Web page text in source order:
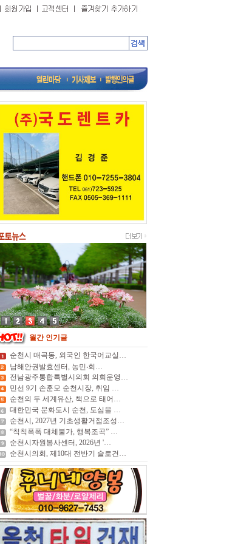
월간 인기글
순천시 매곡동, 외국인 한국어교실…
남해안권발효센터, 농민‧회…
전남광주통합특별시의회 의회운영…
민선 9기 손훈모 순천시장, 취임 …
순천의 두 세계유산, 책으로 태어…
대한민국 문화도시 순천, 도심을 …
순천시, 2027년 기초생활거점조성…
“칙칙폭폭 대체불가, 행복조곡” …
순천시자원봉사센터, 2026년 '…
순천시의회, 제10대 전반기 슬로건…